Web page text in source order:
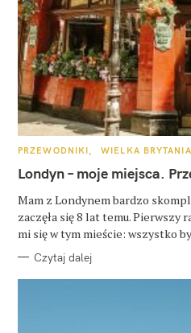
K
T
E
O
R
I
PRZEWODNIKI WIELKA BRYTANIA
Londyn – moje miejsca.
Mam z Londynem bardzo
zaczęła się 8 lat temu. Pierwszy
mi się w tym mieście: wszystko
Czytaj dalej